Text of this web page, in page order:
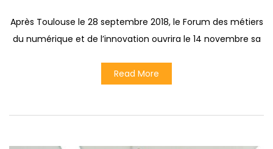
Après Toulouse le 28 septembre 2018, le Forum des métiers
du numérique et de l’innovation ouvrira le 14 novembre sa
Read More